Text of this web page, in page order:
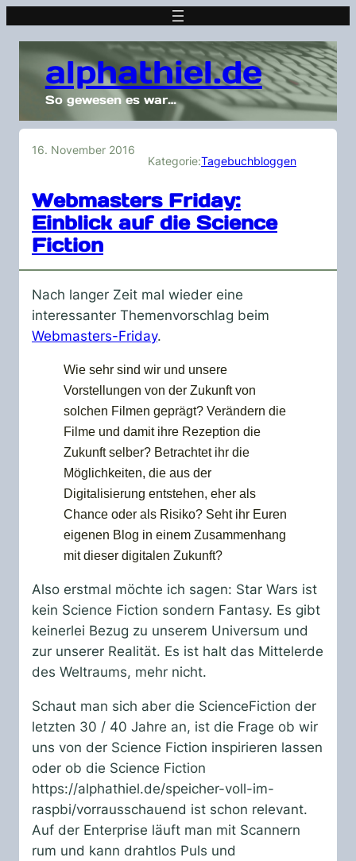
alphathiel.de
So gewesen es war…
16. November 2016
Kategorie:Tagebuchbloggen
Webmasters Friday:
Einblick auf die Science
Fiction
Nach langer Zeit mal wieder eine
interessanter Themenvorschlag beim
Webmasters-Friday.
Wie sehr sind wir und unsere
Vorstellungen von der Zukunft von
solchen Filmen geprägt? Verändern die
Filme und damit ihre Rezeption die
Zukunft selber? Betrachtet ihr die
Möglichkeiten, die aus der
Digitalisierung entstehen, eher als
Chance oder als Risiko? Seht ihr Euren
eigenen Blog in einem Zusammenhang
mit dieser digitalen Zukunft?
Also erstmal möchte ich sagen: Star Wars ist
kein Science Fiction sondern Fantasy. Es gibt
keinerlei Bezug zu unserem Universum und
zur unserer Realität. Es ist halt das Mittelerde
des Weltraums, mehr nicht.
Schaut man sich aber die ScienceFiction der
letzten 30 / 40 Jahre an, ist die Frage ob wir
uns von der Science Fiction inspirieren lassen
oder ob die Science Fiction
https://alphathiel.de/speicher-voll-im-
raspbi/vorrausschauend ist schon relevant.
Auf der Enterprise läuft man mit Scannern
rum und kann drahtlos Puls und